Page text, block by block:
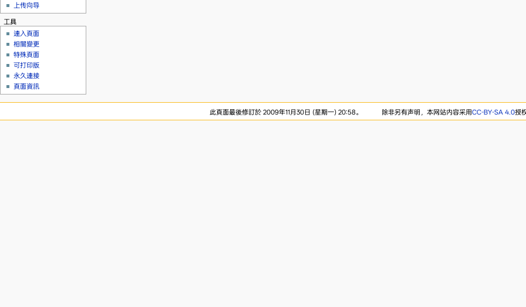
上传向导
工具
連入頁面
相關變更
特殊頁面
可打印版
永久連接
頁面資訊
此頁面最後修訂於 2009年11月30日 (星期一) 20:58。 除非另有声明，本网站内容采用CC-BY-SA 4.0授